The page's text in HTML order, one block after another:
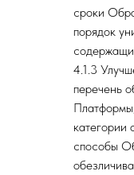
сроки
порядок
4.1.3
перечень
способы